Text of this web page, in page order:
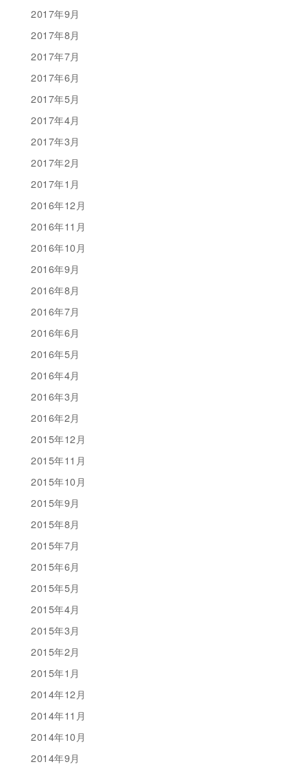
2017年9月
2017年8月
2017年7月
2017年6月
2017年5月
2017年4月
2017年3月
2017年2月
2017年1月
2016年12月
2016年11月
2016年10月
2016年9月
2016年8月
2016年7月
2016年6月
2016年5月
2016年4月
2016年3月
2016年2月
2015年12月
2015年11月
2015年10月
2015年9月
2015年8月
2015年7月
2015年6月
2015年5月
2015年4月
2015年3月
2015年2月
2015年1月
2014年12月
2014年11月
2014年10月
2014年9月